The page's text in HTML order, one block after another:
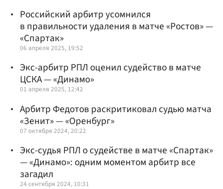
Российский арбитр усомнился
в правильности удаления в матче «Ростов» —
«Спартак»
06 апреля 2025, 19:52
Экс-арбитр РПЛ оценил судейство в матче
ЦСКА — «Динамо»
01 апреля 2025, 12:42
Арбитр Федотов раскритиковал судью матча
«Зенит» — «Оренбург»
07 октября 2024, 20:22
Экс-судья РПЛ о судействе в матче «Спартак»
— «Динамо»: одним моментом арбитр все
загадил
24 сентября 2024, 10:31